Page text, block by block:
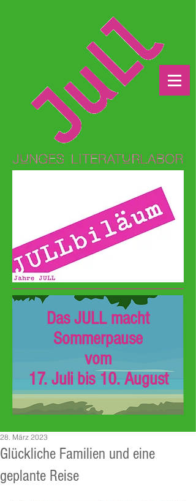
Das JULL macht
Sommerpause
vom
17. Juli bis 10. August
Glückliche Familien und eine
geplante Reise
28. März 2023